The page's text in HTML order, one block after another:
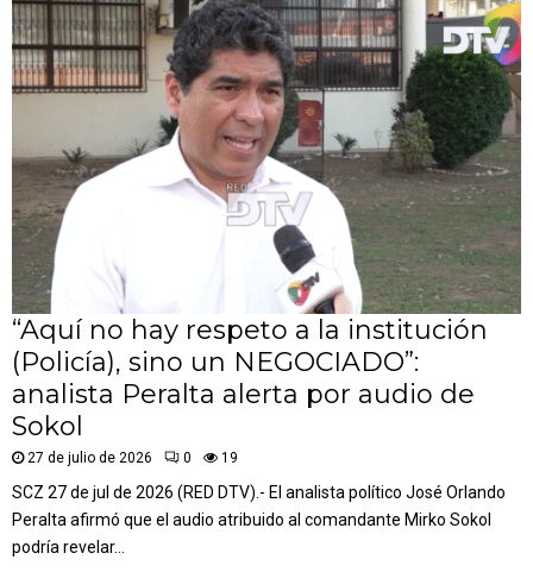
“Aquí no hay respeto a la institución
(Policía), sino un NEGOCIADO”:
analista Peralta alerta por audio de
Sokol
27 de julio de 2026 0 19
SCZ 27 de jul de 2026 (RED DTV).- El analista político José Orlando
Peralta afirmó que el audio atribuido al comandante Mirko Sokol
podría revelar...